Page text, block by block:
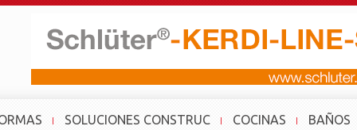
SOLUCIONES CONSTRUC COCINAS BAÑOS